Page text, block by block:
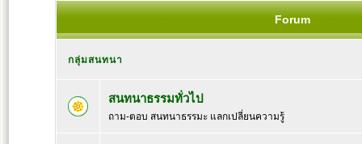
Forum
กลุ่มสนทนา
สนทนาธรรมทั่วไป
ถาม-ตอบ สนทนาธรรมะ แลกเปลี่ยนความรู้